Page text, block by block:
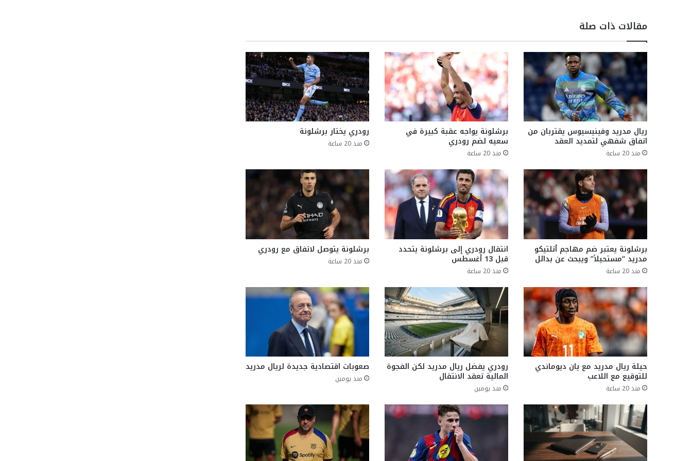
مقالات ذات صلة
ريال مدريد وفينيسيوس يقتربان من
اتفاق شفهي لتمديد العقد
منذ 20 ساعة
برشلونة يواجه عقبة كبيرة في
سعيه لضم رودري
منذ 20 ساعة
رودري يختار برشلونة
منذ 20 ساعة
برشلونة يعتبر ضم مهاجم أتلتيكو
مدريد “مستحيلاً” ويبحث عن بدائل
منذ 20 ساعة
انتقال رودري إلى برشلونة يتحدد
قبل 13 أغسطس
منذ 20 ساعة
برشلونة يتوصل لاتفاق مع رودري
منذ 20 ساعة
حيلة ريال مدريد مع يان ديوماندي
للتوقيع مع اللاعب
منذ 20 ساعة
رودري يفضل ريال مدريد لكن الفجوة
المالية تعقد الانتقال
منذ يومين
صعوبات اقتصادية جديدة لريال مدريد
منذ يومين